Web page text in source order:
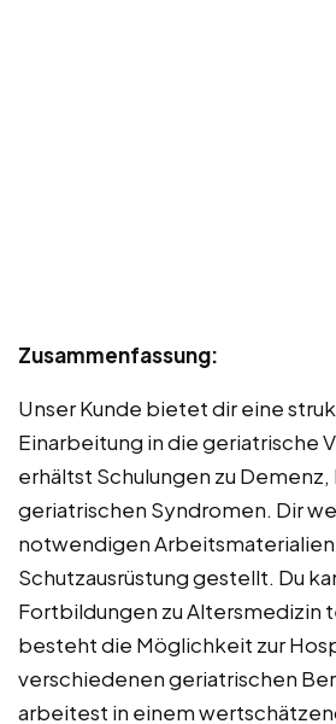
Zusammenfassung:
Unser Kunde bietet dir eine
Einarbeitung in die geriatrische
erhältst Schulungen zu Demenz,
geriatrischen Syndromen. Dir
notwendigen Arbeitsmaterialien
Schutzausrüstung gestellt. Du
Fortbildungen zu Altersmedizin
besteht die Möglichkeit zur
verschiedenen geriatrischen
arbeitest in einem